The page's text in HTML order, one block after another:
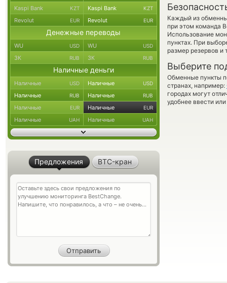
Каждый из
при этом команда
Использование
пунктах. При
размер резервов и
Выберите
Обменные пункты
странах, например:
городах могут
удобнее ввести
Kaspi Bank KZT Kaspi Bank KZT
Revolut EUR Revolut EUR
Денежные переводы
WU USD WU USD
ЗК RUB ЗК RUB
Наличные деньги
Наличные USD Наличные USD
Наличные RUB Наличные RUB
Наличные EUR Наличные EUR
Наличные UAH Наличные UAH
Предложения BTC-кран